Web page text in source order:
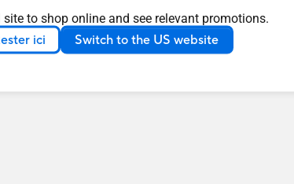
to shop online and see relevant promotions.
ici Switch to the US website
Dolby mais que mon appareil n'est
audio Dolby ?